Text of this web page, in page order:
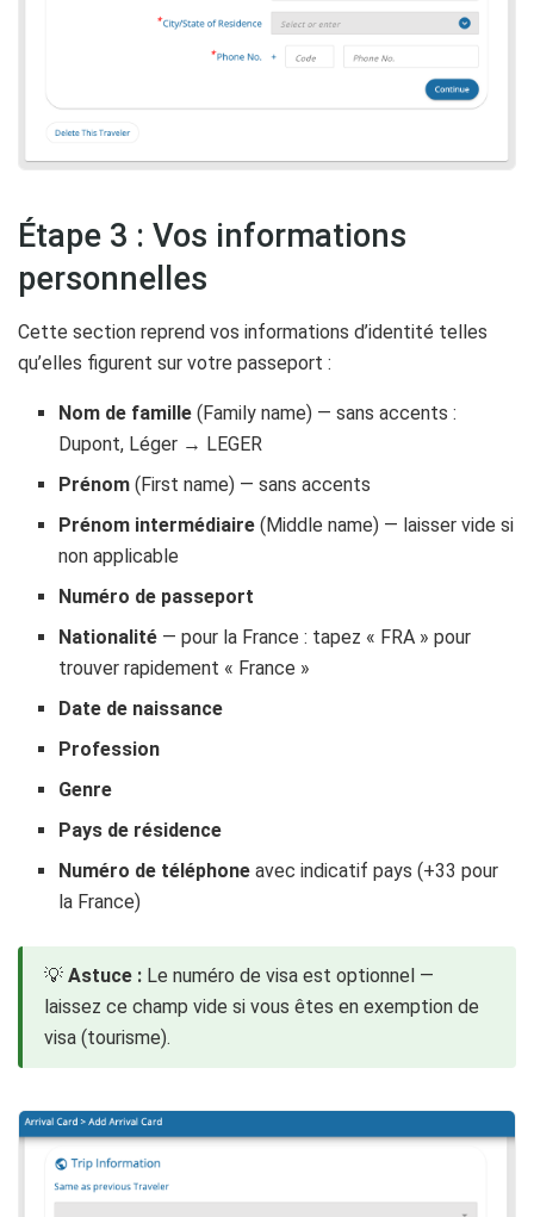
Étape 3 : Vos informations
personnelles
Cette section reprend vos informations d’identité telles
qu’elles figurent sur votre passeport :
Nom de famille (Family name) — sans accents :
Dupont, Léger → LEGER
Prénom (First name) — sans accents
Prénom intermédiaire (Middle name) — laisser vide si
non applicable
Numéro de passeport
Nationalité — pour la France : tapez « FRA » pour
trouver rapidement « France »
Date de naissance
Profession
Genre
Pays de résidence
Numéro de téléphone avec indicatif pays (+33 pour
la France)
💡 Astuce : Le numéro de visa est optionnel —
laissez ce champ vide si vous êtes en exemption de
visa (tourisme).